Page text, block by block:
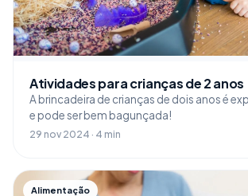
Atividades para crianças de 2 anos
A brincadeira de crianças de dois anos é
e pode ser bem bagunçada!
29 nov 2024 · 4 min
Alimentação